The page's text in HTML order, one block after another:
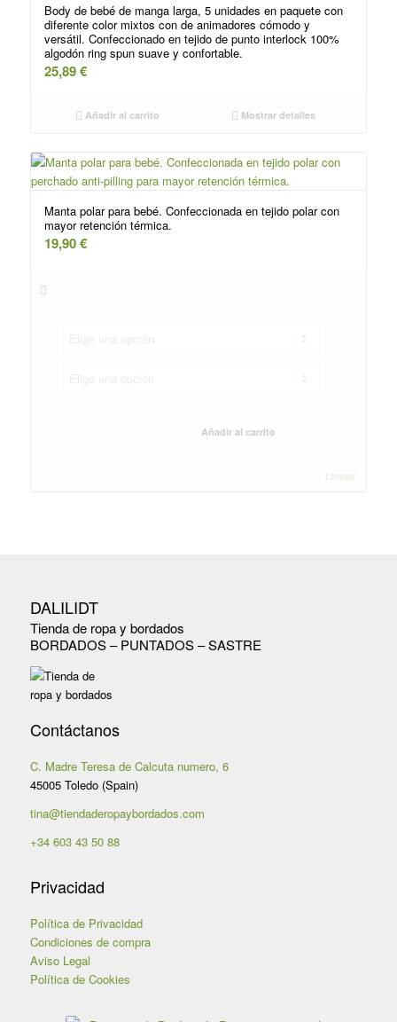
Body de bebé de manga larga, 5 unidades en paquete con
diferente color mixtos con de animadores cómodo y
versátil. Confeccionado en tejido de punto interlock 100%
algodón ring spun suave y confortable.
25,89€
Añadir al carrito Mostrar detalles
Manta polar para bebé. Confeccionada en tejido polar con
mayor retención térmica.
19,90€
Limpiar
Añadir al carrito
DALILIDT
Tienda de ropa y bordados
BORDADOS – PUNTADOS – SASTRE
Contáctanos
C. Madre Teresa de Calcuta numero, 6
45005 Toledo (Spain)
tina@tiendaderopaybordados.com
+34 603 43 50 88
Privacidad
Política de Privacidad
Condiciones de compra
Aviso Legal
Política de Cookies